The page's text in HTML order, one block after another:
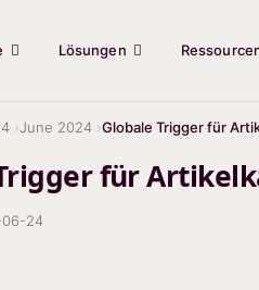
Lösungen
June 2024 Globale Trigger für
für
24